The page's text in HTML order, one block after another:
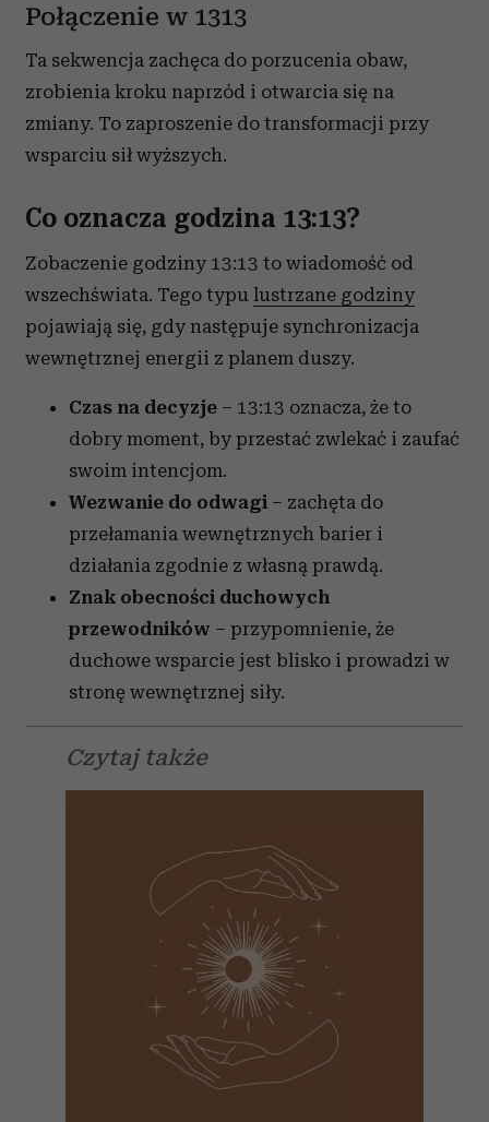
Połączenie w 1313
Ta sekwencja zachęca do porzucenia obaw,
zrobienia kroku naprzód i otwarcia się na
zmiany. To zaproszenie do transformacji przy
wsparciu sił wyższych.
Co oznacza godzina 13:13?
Zobaczenie godziny 13:13 to wiadomość od
wszechświata. Tego typu lustrzane godziny
pojawiają się, gdy następuje synchronizacja
wewnętrznej energii z planem duszy.
Czas na decyzje – 13:13 oznacza, że to
dobry moment, by przestać zwlekać i zaufać
swoim intencjom.
Wezwanie do odwagi – zachęta do
przełamania wewnętrznych barier i
działania zgodnie z własną prawdą.
Znak obecności duchowych
przewodników – przypomnienie, że
duchowe wsparcie jest blisko i prowadzi w
stronę wewnętrznej siły.
Czytaj także